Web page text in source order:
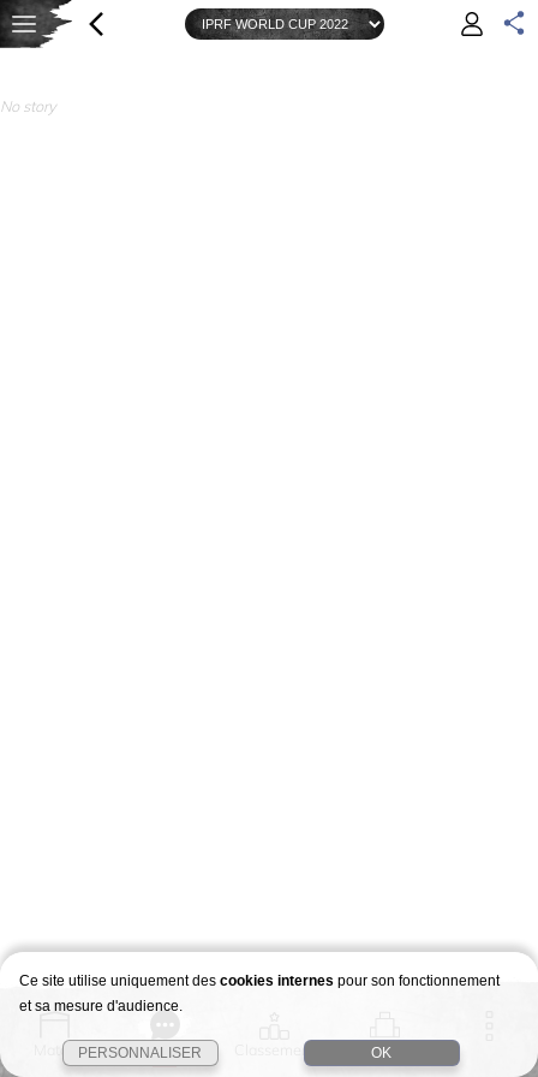
No story
Match Story Classement Stages
Ce site utilise uniquement des cookies internes pour son fonctionnement
et sa mesure d'audience.
PERSONNALISER OK